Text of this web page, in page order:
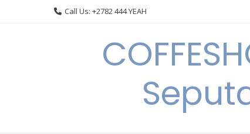
Call Us: +2782 444 YEAH